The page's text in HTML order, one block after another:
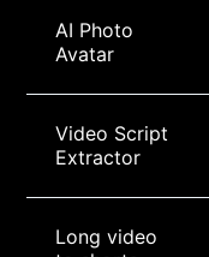
AI Photo
Avatar
Video Script
Extractor
Long video